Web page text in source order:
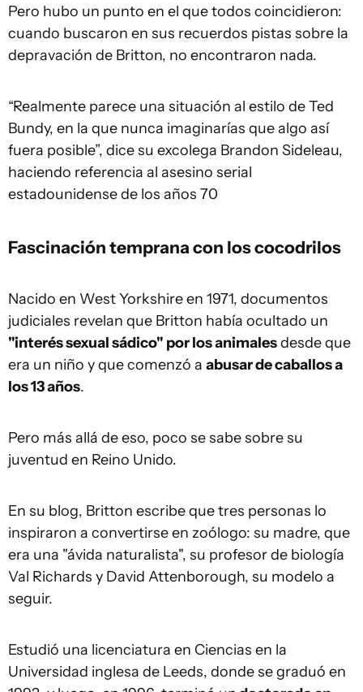
Pero hubo un punto en el que todos coincidieron:
cuando buscaron en sus recuerdos pistas sobre la
depravación de Britton, no encontraron nada.
“Realmente parece una situación al estilo de Ted
Bundy, en la que nunca imaginarías que algo así
fuera posible”, dice su excolega Brandon Sideleau,
haciendo referencia al asesino serial
estadounidense de los años 70
Fascinación temprana con los cocodrilos
Nacido en West Yorkshire en 1971, documentos
judiciales revelan que Britton había ocultado un
"interés sexual sádico" por los animalesdesde que
era un niño y que comenzó a abusar de caballos a
los 13 años.
Pero más allá de eso, poco se sabe sobre su
juventud en Reino Unido.
En su blog, Britton escribe que tres personas lo
inspiraron a convertirse en zoólogo: su madre, que
era una "ávida naturalista", su profesor de biología
Val Richards y David Attenborough, su modelo a
seguir.
Estudió una licenciatura en Ciencias en la
Universidad inglesa de Leeds, donde se graduó en